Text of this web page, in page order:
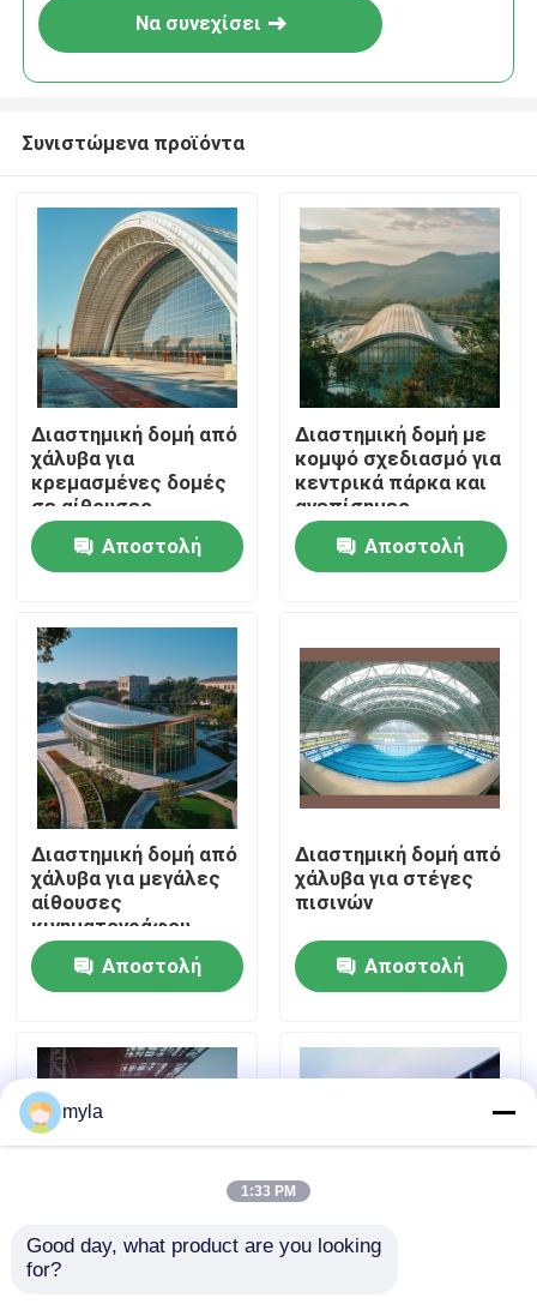
Προϊόντα
Περίπου εμείς
Γύρος εργοστασίων
Ποιοτικός έλεγχος
Μας ελάτε σε επαφή με
Ειδήσεις
Περιπτώσεις
Να συνεχίσει
Συνιστώμενα προϊόντα
Διαστημική δομή από
χάλυβα για
κρεμασμένες δομές
σε αίθουσες
κινηματογράφου που
μεγιστοποιούν το
χώρο και την
Αποστολή
Διαστημική δομή με
κομψό σχεδιασμό για
κεντρικά πάρκα και
ανεπίσημες
εγκαταστάσεις
Αποστολή
Διαστημική δομή από
χάλυβα για μεγάλες
αίθουσες
κινηματογράφου
Καινοτόμο σχεδιασμό
και δομική
ακεραιότητα
Αποστολή
Διαστημική δομή από
χάλυβα για στέγες
πισινών
Αποστολή
Μεγάλης κλίμακας
myla
1:33 PM
Good day, what product are you looking
for?